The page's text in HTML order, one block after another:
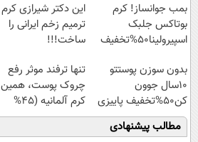
بمب جوانساز! کرم
بوتاکس جلبک
اسپیرولینا50%تخفیف
این دکتر شیرازی کرم
ترمیم زخم ایرانی را
ساخت!!!
بدون سوزن پوستتو
10سال جوون
کن50%تخفیف پاییزی
تنها ترفند موثر رفع
چروک پوست، همین
کرم آلمانیه (45%
تخفیف)
مطالب پیشنهادی